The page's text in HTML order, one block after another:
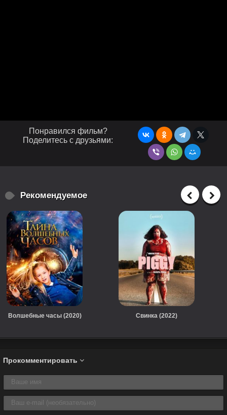
Понравился фильм?
Поделитесь с друзьями:
Рекомендуемое
Волшебные часы (2020) Свинка (2022)
Прокомментировать